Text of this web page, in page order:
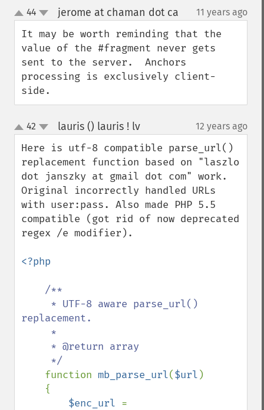
up
down
44 jerome at chaman dot ca 11 years ago
It may be worth reminding that the
value of the #fragment never gets
sent to the server.  Anchors
processing is exclusively client-
side.
up
down
42 lauris () lauris ! lv¶ 12 years ago
Here is utf-8 compatible parse_url()
replacement function based on "laszlo
dot janszky at gmail dot com" work.
Original incorrectly handled URLs
with user:pass. Also made PHP 5.5
compatible (got rid of now deprecated
regex /e modifier).
<?php
/**
replacement.
function mb_parse_url($url )
$enc_url